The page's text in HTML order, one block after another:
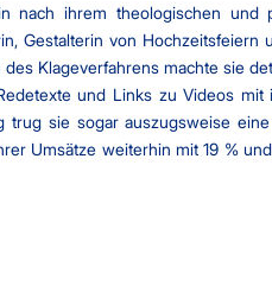
nach ihrem theologischen und
Gestalterin von Hochzeitsfeiern
Klageverfahrens machte sie
und Links zu Videos mit
trug sie sogar auszugsweise
Umsätze weiterhin mit 19 %